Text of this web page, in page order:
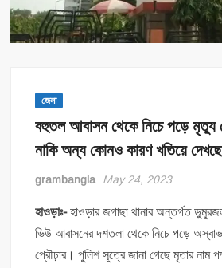
জেলা
বহুতল আবাসন থেকে নিচে পড়ে মৃত্যু
নাকি অন্য কোনও কারণ খতিয়ে
grambangla May 24, 2023
হাওড়াঃ-হাওড়ার জগাছা থানার অন্তর্গত
ভিউ আবাসনের দশতলা থেকে নিচে পড়ে
প্রৌঢ়ার। পুলিশ সূত্রে জানা গেছে মৃতার নাম